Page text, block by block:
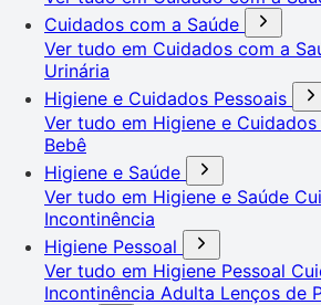
Cuidados com a Saúde
Ver tudo em Cuidados com a
Urinária
Higiene e Cuidados Pessoais
Ver tudo em Higiene e Cuidados
Bebê
Higiene e Saúde
Ver tudo em Higiene e Saúde
Incontinência
Higiene Pessoal
Ver tudo em Higiene Pessoal
Incontinência Adulta Lenços de